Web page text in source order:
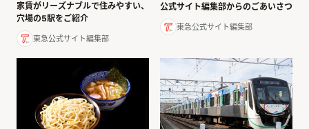
家賃がリーズナブルで住みやすい、
穴場の5駅をご紹介
東急公式サイト編集部
公式サイト編集部からのごあいさつ
東急公式サイト編集部